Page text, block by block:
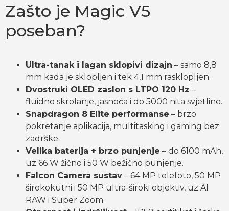
Zašto je Magic V5
poseban?
Ultra-tanak i lagan sklopivi dizajn – samo 8,8
mm kada je sklopljen i tek 4,1 mm rasklopljen.
Dvostruki OLED zaslon s LTPO 120 Hz –
fluidno skrolanje, jasnoća i do 5000 nita svjetline.
Snapdragon 8 Elite performanse – brzo
pokretanje aplikacija, multitasking i gaming bez
zadrške.
Velika baterija + brzo punjenje – do 6100 mAh,
uz 66 W žično i 50 W bežično punjenje.
Falcon Camera sustav – 64 MP telefoto, 50 MP
širokokutni i 50 MP ultra-široki objektiv, uz AI
RAW i Super Zoom.